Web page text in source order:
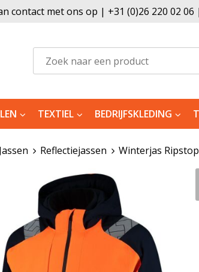
contact met ons op | +31 (0)26 220 02
TEXTIEL BEDRIJFSKLEDING
Jassen Reflectiejassen Winterjas